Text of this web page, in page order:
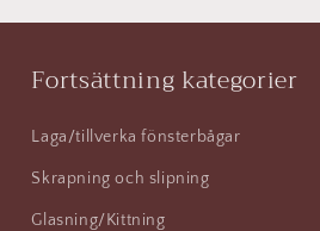
Fortsättning kategorier
Laga/tillverka fönsterbågar
Skrapning och slipning
Glasning/Kittning